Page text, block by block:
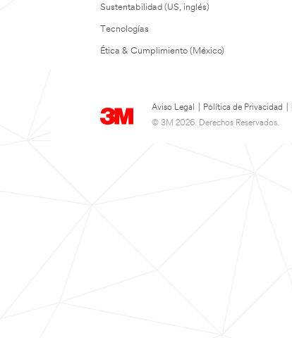
Sustentabilidad (US, inglés)
Tecnologías
Ética & Cumplimiento (México)
Aviso Legal Política de Privacidad
© 3M 2026. Derechos Reservados.